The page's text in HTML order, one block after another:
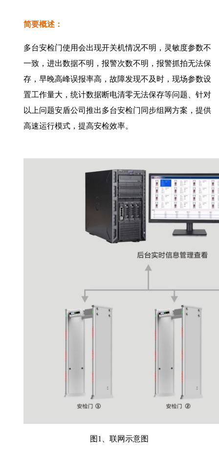
简要概述：
多台安检门使用会出现开关机情况不明，灵敏度参数不
一致，进出数据不明，报警次数不明，报警抓拍无法保
存，早晚高峰误报率高，故障发现不及时，现场参数设
置工作量大，统计数据断电清零无法保存等问题、针对
以上问题安盾公司推出多台安检门同步组网方案，提供
高速运行模式，提高安检效率。
图1、联网示意图